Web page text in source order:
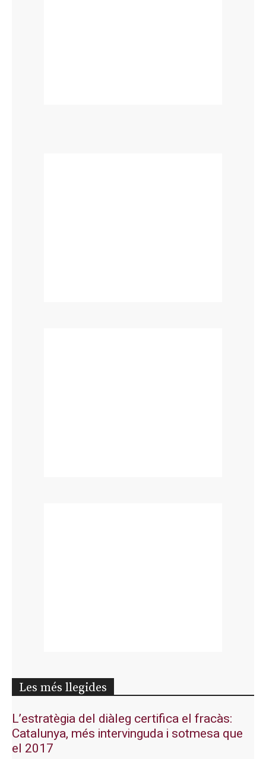
Les més llegides
L’estratègia del diàleg certifica el fracàs:
Catalunya, més intervinguda i sotmesa que
el 2017